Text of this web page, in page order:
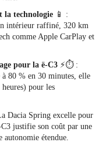
la technologie 📱 :
intérieur raffiné, 320 km
comme Apple CarPlay et
pour la ë-C3 ⚡⏱️ :
à 80 % en 30 minutes, elle
pour les
Dacia Spring excelle pour
justifie son coût par une
autonomie étendue.